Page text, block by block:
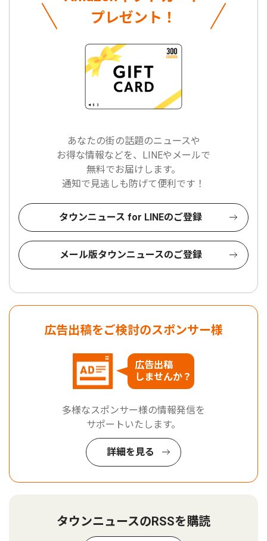
プレゼント！
あなたの街の話題のニュースや
お得な情報などを、LINEやメールで
無料でお届けします。
通知で見逃しも防げて便利です！
タウンニュース for LINEのご登録
メール版タウンニュースのご登録
広告出稿をご検討のスポンサー様
広告出稿
しませんか？
多様なスポンサー様の情報発信を
サポートいたします。
詳細を見る
タウンニュースのRSSを購読